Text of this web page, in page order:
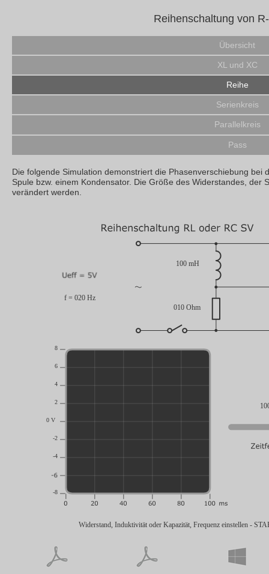
Reihenschaltung von
Übersicht
XL und XC
Reihe
Serienkreis
Parallelkreis
Pass
Die folgende Simulation demonstriert die Phasenverschiebung bei
Spule bzw. einem Kondensator. Die Größe des Widerstandes,
verändert werden.